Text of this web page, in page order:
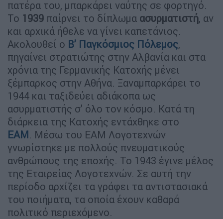
πατέρα του, μπαρκάρει ναύτης σε φορτηγό.
Το 1939 παίρνει το δίπλωμα ασυρματιστή, αν
και αρχικά ήθελε να γίνει καπετάνιος.
Ακολουθεί ο Β’ Παγκόσμιος Πόλεμος,
πηγαίνει στρατιώτης στην Αλβανία και στα
χρόνια της Γερμανικής Κατοχής μένει
ξέμπαρκος στην Αθήνα. Ξαναμπαρκάρει το
1944 και ταξιδεύει αδιάκοπα ως
ασυρματιστής σ’ όλο τον κόσμο. Κατά τη
διάρκεια της Κατοχής εντάχθηκε στο
ΕΑΜ. Μέσω του ΕΑΜ Λογοτεχνών
γνωρίστηκε με πολλούς πνευματικούς
ανθρώπους της εποχής. Το 1943 έγινε μέλος
της Εταιρείας Λογοτεχνών. Σε αυτή την
περίοδο αρχίζει τα γράφει τα αντιστασιακά
του ποιήματα, τα οποία έχουν καθαρά
πολιτικό περιεχόμενο.